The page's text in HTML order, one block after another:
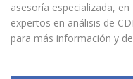
asesoría especializada, en
expertos en análisis de
para más información y